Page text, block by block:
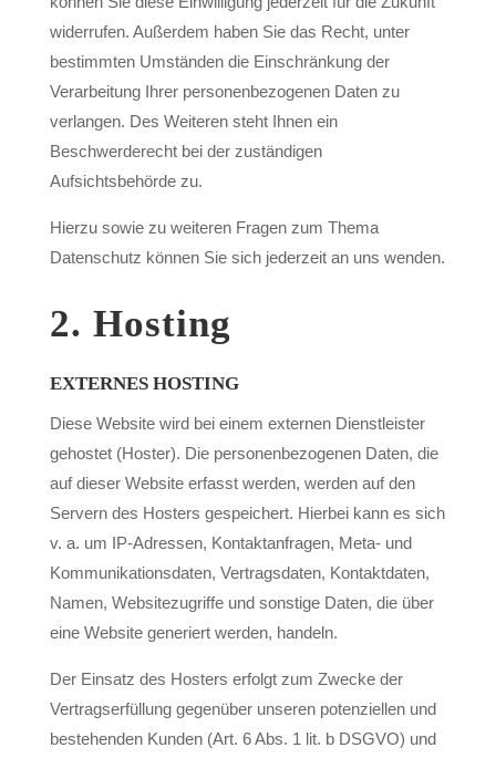
widerrufen. Außerdem haben Sie das Recht, unter
bestimmten Umständen die Einschränkung der
Verarbeitung Ihrer personenbezogenen Daten zu
verlangen. Des Weiteren steht Ihnen ein
Beschwerderecht bei der zuständigen
Aufsichtsbehörde zu.
Hierzu sowie zu weiteren Fragen zum Thema
Datenschutz können Sie sich jederzeit an uns wenden.
2. Hosting
EXTERNES HOSTING
Diese Website wird bei einem externen Dienstleister
gehostet (Hoster). Die personenbezogenen Daten, die
auf dieser Website erfasst werden, werden auf den
Servern des Hosters gespeichert. Hierbei kann es sich
v. a. um IP-Adressen, Kontaktanfragen, Meta- und
Kommunikationsdaten, Vertragsdaten, Kontaktdaten,
Namen, Websitezugriffe und sonstige Daten, die über
eine Website generiert werden, handeln.
Der Einsatz des Hosters erfolgt zum Zwecke der
Vertragserfüllung gegenüber unseren potenziellen und
bestehenden Kunden (Art. 6 Abs. 1 lit. b DSGVO) und